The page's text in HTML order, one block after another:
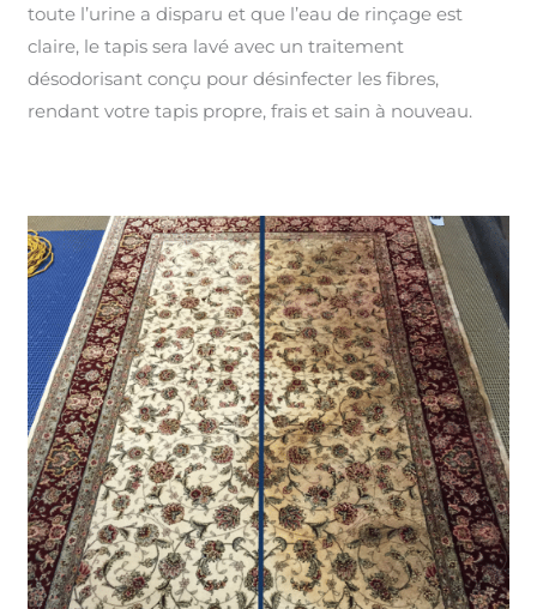
toute l’urine a disparu et que l’eau de rinçage est
claire, le tapis sera lavé avec un traitement
désodorisant conçu pour désinfecter les fibres,
rendant votre tapis propre, frais et sain à nouveau.